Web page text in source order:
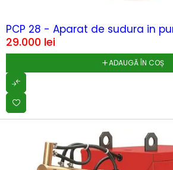
HOT
PCP 28 - Aparat de sudura in
29.000 lei
ADAUGĂ ÎN COȘ